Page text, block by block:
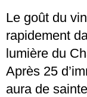
Le goût du
rapidement
lumière du
Après 25
aura de